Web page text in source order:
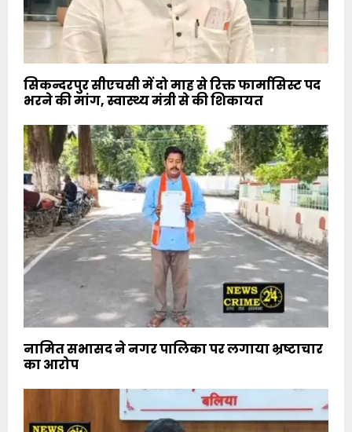
सिकन्दरपुर सीएचसी में दो माह से रिक्त फार्मासिस्ट पद
भरने की मांग, स्वास्थ्य मंत्री से की शिकायत
नामित सभासद ने नगर पालिका पर लगाया भ्रष्टाचार
का आरोप